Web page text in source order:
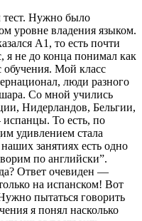
тест. Нужно было
уровне владения языком.
А1, то есть почти
я не до конца понимал как
обучения. Мой класс
люди разного
Со мной учились
Нидерландов, Бельгии,
То есть, по
удивлением стала
занятиях есть одно
по английски”.
Ответ очевиден —
на испанском! Вот
пытаться говорить
я понял насколько